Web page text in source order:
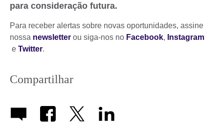
para consideração futura.
Para receber alertas sobre novas oportunidades, assine
nossa newsletter ou siga-nos no Facebook, Instagram
e Twitter.
Compartilhar